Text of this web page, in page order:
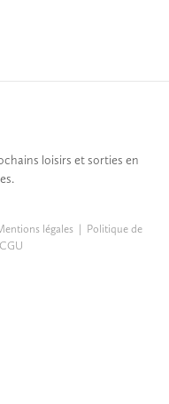
loisirs et sorties en
légales| Politique de
CGU